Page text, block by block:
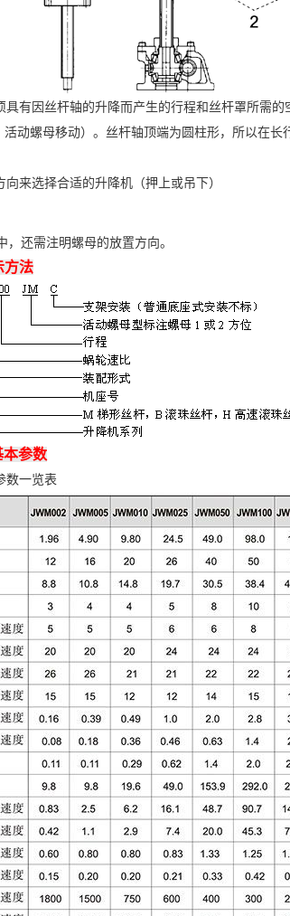
有因丝杆轴的升降而产生的行程和丝杆罩所需
动螺母移动）。丝杆轴顶端为圆柱形，所以在长
来选择合适的升降机（押上或吊下）
还需注明螺母的放置方向。
方法
本参数
数一览表